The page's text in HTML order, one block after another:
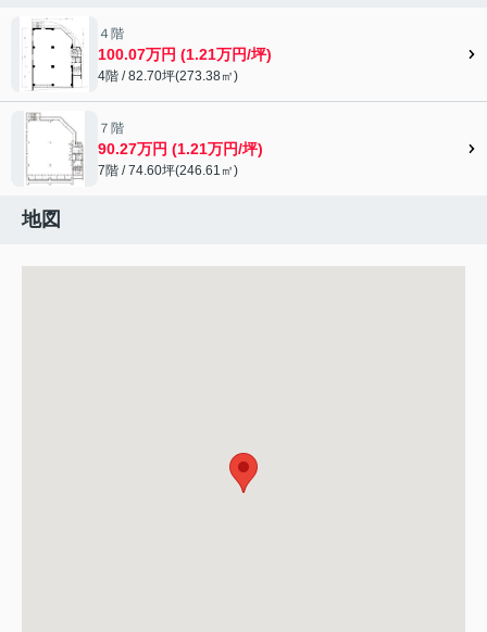
４階
100.07万円 (1.21万円/坪)
4階 / 82.70坪(273.38㎡)
７階
90.27万円 (1.21万円/坪)
7階 / 74.60坪(246.61㎡)
地図